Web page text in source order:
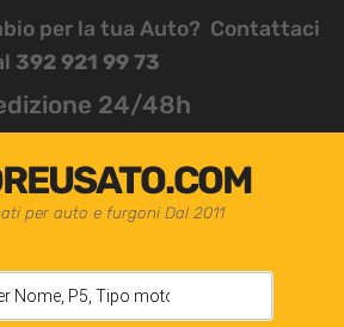
per la tua Auto? Contattaci
392 921 99 73
24/48h
per auto e furgoni Dal 2011